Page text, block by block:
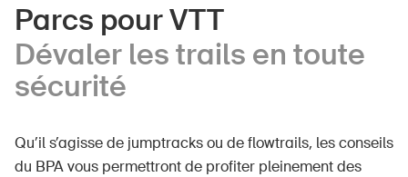
Seniors
Entreprises
Parcs pour VTT
Dévaler les trails en toute
sécurité
Qu’il s’agisse de jumptracks ou de flowtrails, les conseils
du BPA vous permettront de profiter pleinement des